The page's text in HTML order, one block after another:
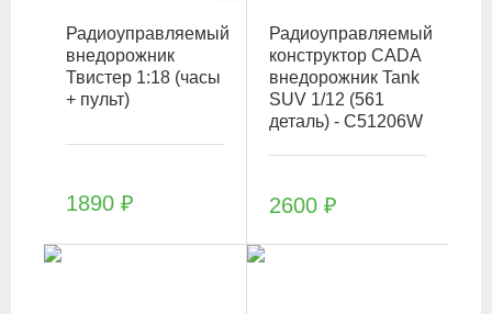
Радиоуправляемый
внедорожник
Твистер 1:18 (часы
+ пульт)
1890 ₽
Радиоуправляемый
конструктор CADA
внедорожник Tank
SUV 1/12 (561
деталь) - C51206W
2600 ₽